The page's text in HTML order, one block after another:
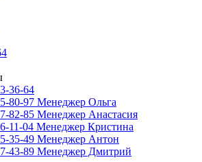
36-64
80-97 Менеджер Ольга
82-85 Менеджер Анастасия
11-04 Менеджер Кристина
35-49 Менеджер Антон
43-89 Менеджер Дмитрий